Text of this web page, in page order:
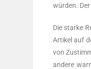
wür­den.
Die star­ke
Arti­kel auf
von
ande­re